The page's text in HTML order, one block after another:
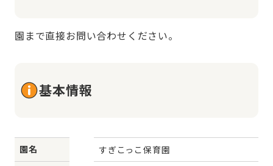
園まで直接お問い合わせください。
基本情報
園名
すぎこっこ保育園